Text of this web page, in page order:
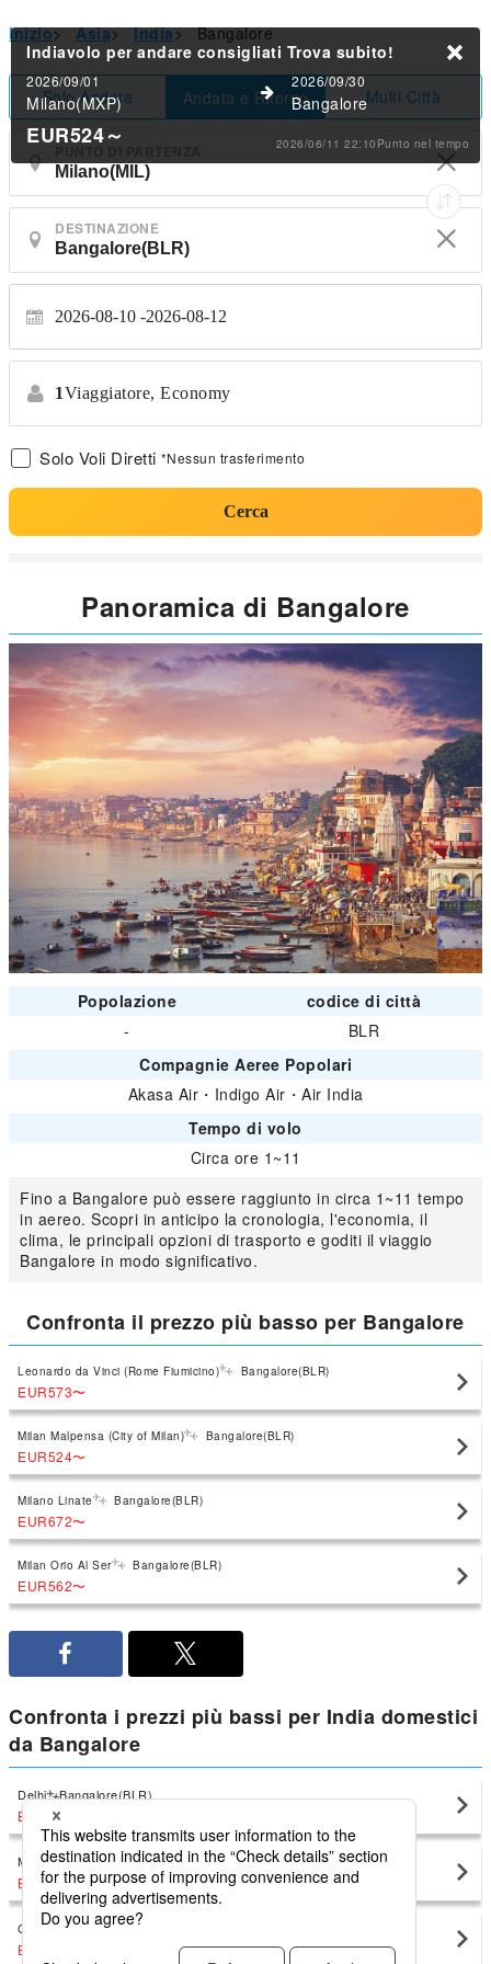
Inizio> Asia> India> Bangalore
Solo Andata Andata e Ritorno Multi Città
DESTINAZIONE
2026-08-10 2026-08-12
1Viaggiatore, Economy
Solo Voli Diretti *Nessun trasferimento
Cerca
Indiavolo per andare consigliati Trova subito!
2026/09/01
Milano(MXP)
2026/09/30
Bangalore
EUR524～ 2026/06/11 22:10Punto nel tempo
Panoramica di Bangalore
Popolazione
codice di città
-
BLR
Compagnie Aeree Popolari
Akasa Air ・ Indigo Air ・ Air India
Tempo di volo
Circa ore 1~11
Fino a Bangalore può essere raggiunto in circa 1~11 tempo
in aereo. Scopri in anticipo la cronologia, l'economia, il
clima, le principali opzioni di trasporto e goditi il viaggio
Bangalore in modo significativo.
Confronta il prezzo più basso per Bangalore
Leonardo da Vinci (Rome Fiumicino) Bangalore(BLR)
EUR573〜
Milan Malpensa (City of Milan) Bangalore(BLR)
EUR524〜
Milano Linate Bangalore(BLR)
EUR672〜
Milan Orio Al Ser Bangalore(BLR)
EUR562〜
Confronta i prezzi più bassi per India domestici
da Bangalore
Delhi Bangalore(BLR)
EUR152
Mumbai Bangalore(BLR)
EUR88 〜
Chennai (Madras) Bangalore(BLR)
EUR76